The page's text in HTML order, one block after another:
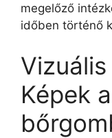
megelőző
időben történő
Képek